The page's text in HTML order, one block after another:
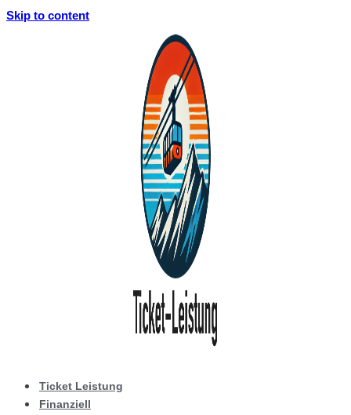
Skip to content
Ticket Leistung
Finanziell